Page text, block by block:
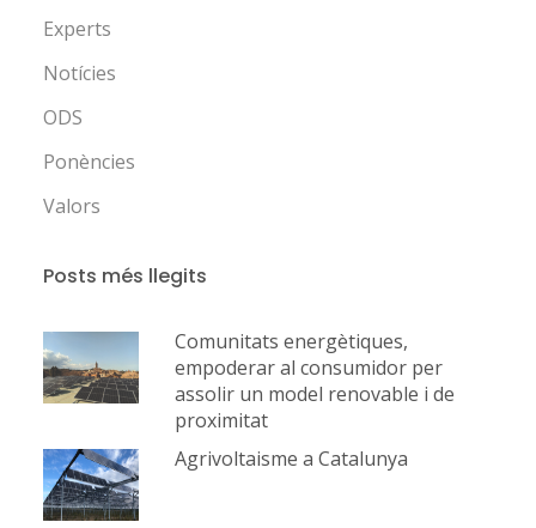
Experts
Notícies
ODS
Ponències
Valors
Posts més llegits
Comunitats energètiques,
empoderar al consumidor per
assolir un model renovable i de
proximitat
Agrivoltaisme a Catalunya